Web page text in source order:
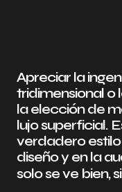
Apreciar la
tridimensional o
la elección de
lujo superficial.
verdadero
diseño y en la
solo se ve bien,